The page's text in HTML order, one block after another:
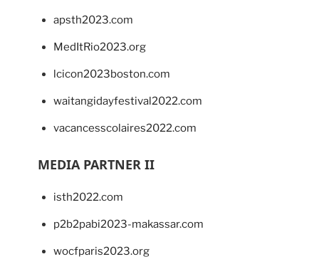
apsth2023.com
MedItRio2023.org
lcicon2023boston.com
waitangidayfestival2022.com
vacancesscolaires2022.com
MEDIA PARTNER II
isth2022.com
p2b2pabi2023-makassar.com
wocfparis2023.org